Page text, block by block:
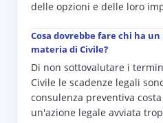
delle opzioni e delle loro
Cosa dovrebbe fare chi ha
materia di Civile?
Di non sottovalutare i
Civile le scadenze legali
consulenza preventiva
un'azione legale avviata